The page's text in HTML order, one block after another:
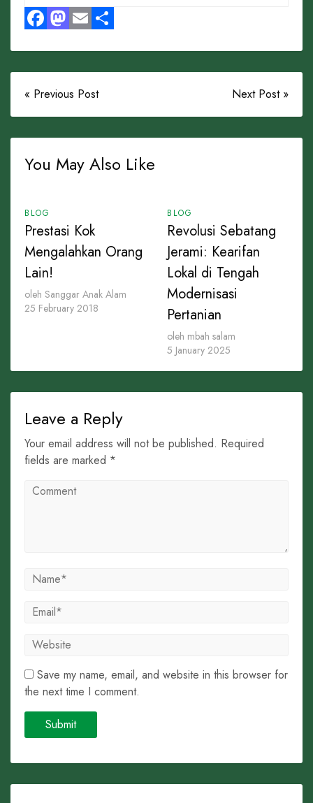
« Previous Post Next Post »
You May Also Like
BLOG
Prestasi Kok
Mengalahkan Orang
Lain!
oleh Sanggar Anak Alam
25 February 2018
BLOG
Revolusi Sebatang
Jerami: Kearifan
Lokal di Tengah
Modernisasi
Pertanian
oleh mbah salam
5 January 2025
Leave a Reply
Your email address will not be published. Required
fields are marked *
Save my name, email, and website in this browser for
the next time I comment.